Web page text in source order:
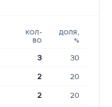
КОЛ-
ВО
ДОЛЯ,
%
3 30
2 20
2 20